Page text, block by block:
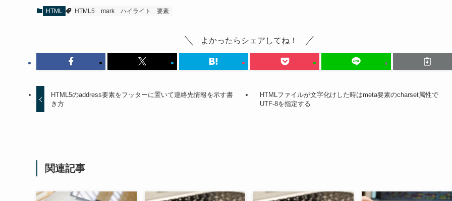
HTML HTML5 mark ハイライト 要素
よかったらシェアしてね！
HTML5のaddress要素をフッターに置いて連絡先情報を示す書
き方
HTMLファイルが文字化けした時はmeta要素のcharset属性で
UTF-8を指定する
関連記事